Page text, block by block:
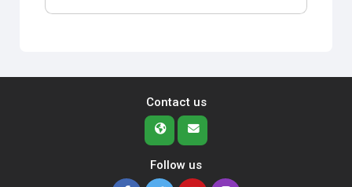
Contact us
Follow us